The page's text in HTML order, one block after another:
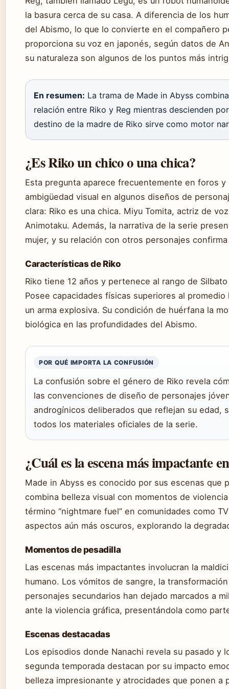
la basura cerca de su casa. A diferencia de los
del Abismo, lo que lo convierte en el compañero
proporciona su voz en japonés, según datos de
su naturaleza son algunos de los puntos más
En resumen: La trama de Made in Abyss
relación entre Riko y Reg mientras descienden
destino de la madre de Riko sirve como motor
¿Es Riko un chico o una chica?
Esta pregunta aparece frecuentemente en foros
ambigüedad visual en algunos diseños de
clara: Riko es una chica. Miyu Tomita, actriz de
Animotaku. Además, la narrativa de la serie
mujer, y su relación con otros personajes
Características de Riko
Riko tiene 12 años y pertenece al rango de
Posee capacidades físicas superiores al
un arma explosiva. Su condición de huérfana la
biológica en las profundidades del Abismo.
POR QUÉ IMPORTA LA CONFUSIÓN
La confusión sobre el género de Riko revela
las convenciones de diseño de personajes
androgínicos deliberados que reflejan su edad,
todos los materiales oficiales de la serie.
¿Cuál es la escena más impactante
Made in Abyss es conocido por sus escenas que
combina belleza visual con momentos de
término “nightmare fuel” en comunidades como
aspectos aún más oscuros, explorando la
Momentos de pesadilla
Las escenas más impactantes involucran la
humano. Los vómitos de sangre, la
personajes secundarios han dejado marcados a
ante la violencia gráfica, presentándola como
Escenas destacadas
Los episodios donde Nanachi revela su pasado y
segunda temporada destacan por su impacto
belleza impresionante y atrocidades que ponen a